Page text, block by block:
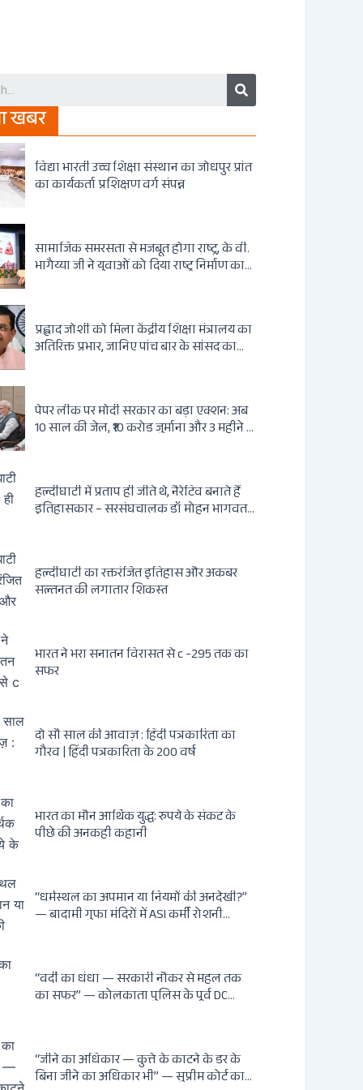
Search
खबर
विद्या भारती उच्च शिक्षा संस्थान का जोधपुर प्रांत
का कार्यकर्ता प्रशिक्षण वर्ग संपन्न
सामाजिक समरसता से मजबूत होगा राष्ट्र, के वी.
भागैय्या जी ने युवाओं को दिया राष्ट्र निर्माण का
प्रह्लाद जोशी को मिला केंद्रीय शिक्षा मंत्रालय का
अतिरिक्त प्रभार, जानिए पांच बार के सांसद का
पेपर लीक पर मोदी सरकार का बड़ा एक्शन: अब
10 साल की जेल, ₹10 करोड़ जुर्माना और 3 महीने में
हल्दीघाटी में प्रताप ही जीते थे, नैरेटिव बनाते हैं
इतिहासकार – सरसंघचालक डॉ मोहन भागवत
हल्दीघाटी का रक्तरंजित इतिहास और अकबर
सल्तनत की लगातार शिकस्त
भारत ने भरा सनातन विरासत से c -295 तक का
सफर
दो सौ साल की आवाज़ : हिंदी पत्रकारिता का
गौरव | हिंदी पत्रकारिता के 200 वर्ष
भारत का मौन आर्थिक युद्ध: रुपये के संकट के
पीछे की अनकही कहानी
“धर्मस्थल का अपमान या नियमों की अनदेखी?”
— बादामी गुफा मंदिरों में ASI कर्मी रोशनी
सवाल — मस्जिद में जूते बंद, मंदिर में खुले?
“वर्दी का धंधा — सरकारी नौकर से महल तक
का सफर” — कोलकाता पुलिस के पूर्व DC
हवेली, बल्लीगंज का फर्न रोड आवास, ‘सोना
पप्पू’ से संबंध, रेत तस्करी में भूमिका — ED ने
गिरफ्तार किया
“जीने का अधिकार — कुत्ते के काटने के डर के
बिना जीने का अधिकार भी” — सुप्रीम कोर्ट का